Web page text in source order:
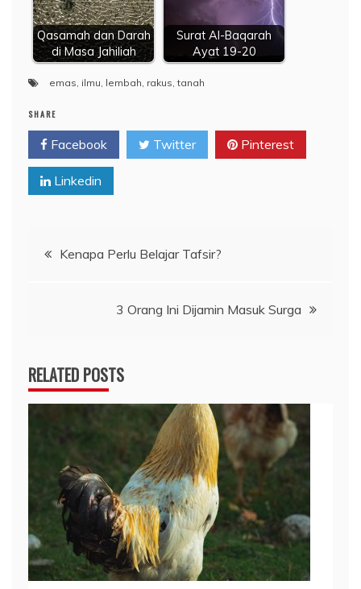
Qasamah dan Darah
di Masa Jahiliah
Surat Al-Baqarah
Ayat 19-20
emas ilmu lembah rakus ,tanah
SHARE
Facebook Twitter Pinterest
Linkedin
Navigasi
Kenapa Perlu Belajar Tafsir?
3 Orang Ini Dijamin Masuk Surga
RELATED POSTS